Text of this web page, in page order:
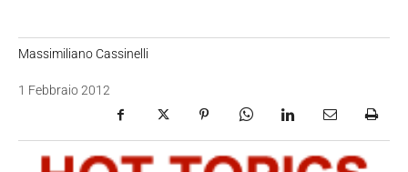
Massimiliano Cassinelli
1 Febbraio 2012